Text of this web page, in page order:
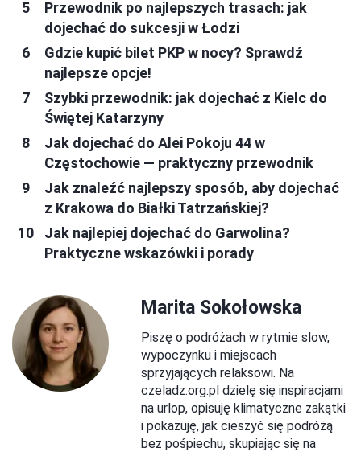
Przewodnik po najlepszych trasach: jak
dojechać do sukcesji w Łodzi
Gdzie kupić bilet PKP w nocy? Sprawdź
najlepsze opcje!
Szybki przewodnik: jak dojechać z Kielc do
Świętej Katarzyny
Jak dojechać do Alei Pokoju 44 w
Częstochowie — praktyczny przewodnik
Jak znaleźć najlepszy sposób, aby dojechać
z Krakowa do Białki Tatrzańskiej?
Jak najlepiej dojechać do Garwolina?
Praktyczne wskazówki i porady
Marita Sokołowska
Piszę o podróżach w rytmie slow,
wypoczynku i miejscach
sprzyjających relaksowi. Na
czeladz.org.pl dzielę się inspiracjami
na urlop, opisuję klimatyczne zakątki
i pokazuję, jak cieszyć się podróżą
bez pośpiechu, skupiając się na